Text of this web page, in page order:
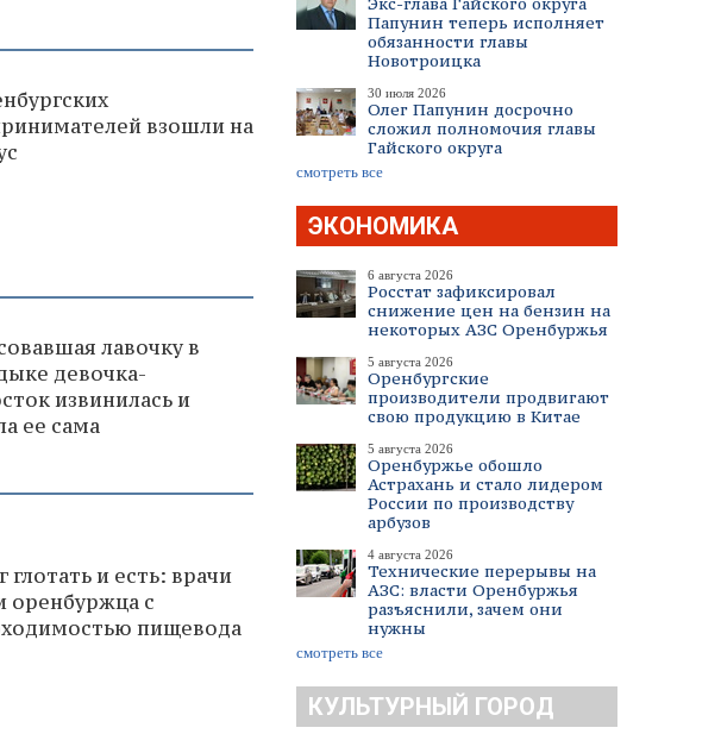
Папунин теперь исполняет
обязанности главы
Новотроицка
30 июля 2026
Олег Папунин досрочно
сложил полномочия главы
Гайского округа
смотреть все
ЭКОНОМИКА
6 августа 2026
Росстат зафиксировал
снижение цен на бензин на
некоторых АЗС Оренбуржья
5 августа 2026
Оренбургские
производители продвигают
свою продукцию в Китае
5 августа 2026
Оренбуржье обошло
Астрахань и стало лидером
России по производству
арбузов
4 августа 2026
Технические перерывы на
АЗС: власти Оренбуржья
разъяснили, зачем они
нужны
смотреть все
КУЛЬТУРНЫЙ ГОРОД
взошли на
лавочку в
девочка-
извинилась и
ее сама
глотать и есть: врачи
оренбуржца с
пищевода